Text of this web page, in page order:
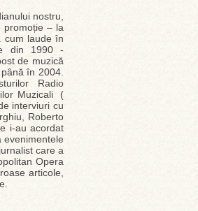
nostru,
promoție – la
cum laude în
din 1990 -
de muzică
în 2004.
Radio
Muzicali (
interviuri cu
Roberto
i-au acordat
evenimentele
care a
Opera
articole,